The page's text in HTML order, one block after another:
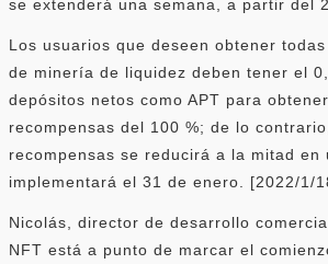
se extenderá una semana, a partir del
Los usuarios que deseen obtener
de minería de liquidez deben tener el
depósitos netos como APT para
recompensas del 100 %; de lo
recompensas se reducirá a la mitad en
implementará el 31 de enero. [2022/1/
Nicolás, director de desarrollo
NFT está a punto de marcar el